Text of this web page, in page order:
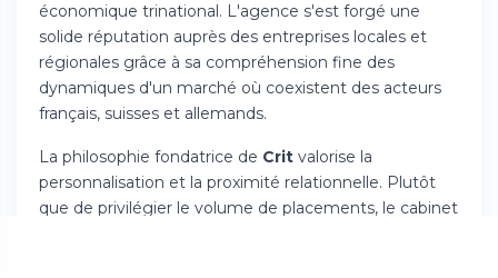
économique trinational. L'agence s'est forgé une
solide réputation auprès des entreprises locales et
régionales grâce à sa compréhension fine des
dynamiques d'un marché où coexistent des acteurs
français, suisses et allemands.
La philosophie fondatrice de Crit valorise la
personnalisation et la proximité relationnelle. Plutôt
que de privilégier le volume de placements, le cabinet